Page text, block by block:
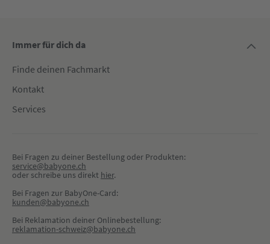
Immer für dich da
Finde deinen Fachmarkt
Kontakt
Services
Bei Fragen zu deiner Bestellung oder Produkten:
service@babyone.ch
oder schreibe uns direkt hier.
Bei Fragen zur BabyOne-Card:
kunden@babyone.ch
Bei Reklamation deiner Onlinebestellung:
reklamation-schweiz@babyone.ch